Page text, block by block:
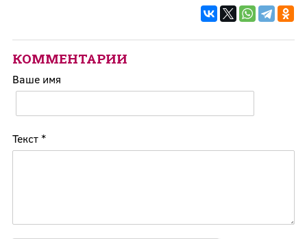
КОММЕНТАРИИ
Ваше имя
Текст *